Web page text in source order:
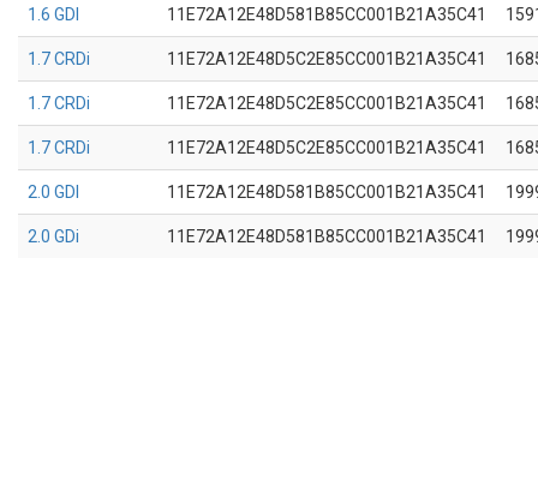
1.6 GDI 11E72A12E48D581B85CC001B21A35C41
1.7 CRDi 11E72A12E48D5C2E85CC001B21A35C41
1.7 CRDi 11E72A12E48D5C2E85CC001B21A35C41
1.7 CRDi 11E72A12E48D5C2E85CC001B21A35C41
2.0 GDI 11E72A12E48D581B85CC001B21A35C41
2.0 GDi 11E72A12E48D581B85CC001B21A35C41